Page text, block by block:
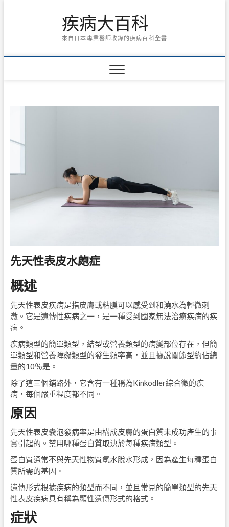
疾病大百科
來自日本專業醫師收錄的疾病百科全書
先天性表皮水皰症
概述
先天性表皮疾病是指皮膚或粘膜可以感受到和澆水為輕微刺
激。它是遺傳性疾病之一，是一種受到國家無法治癒疾病的疾
病。
疾病類型的簡單類型，結型或營養類型的病變部位存在，但簡
單類型和營養障礙類型的發生頻率高，並且據說關節型約佔總
量的10％是。
除了這三個鋪路外，它含有一種稱為Kinkodler綜合徵的疾
病，每個嚴重程度都不同。
原因
先天性表皮囊泡發病率是由構成皮膚的蛋白質未成功產生的事
實引起的。禁用哪種蛋白質取決於每種疾病類型。
蛋白質通常不與先天性物質氫水脫水形成，因為產生每種蛋白
質所需的基因。
遺傳形式根據疾病的類型而不同，並且常見的簡單類型的先天
性表皮疾病具有稱為顯性遺傳形式的格式。
症狀